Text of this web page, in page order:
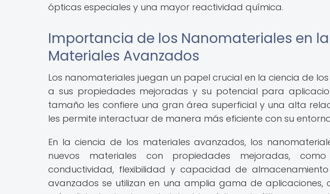
ópticas especiales y una mayor reactividad química.
Importancia de los Nanomateriales en
Materiales Avanzados
Los nanomateriales juegan un papel crucial en la ciencia de
a sus propiedades mejoradas y su potencial para
tamaño les confiere una gran área superficial y una alta
les permite interactuar de manera más eficiente con su
En la ciencia de los materiales avanzados, los
nuevos materiales con propiedades mejoradas,
conductividad, flexibilidad y capacidad de
avanzados se utilizan en una amplia gama de aplicaciones,